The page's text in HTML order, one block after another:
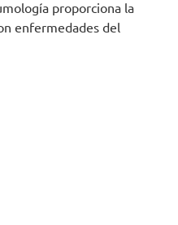
proporciona la
enfermedades del